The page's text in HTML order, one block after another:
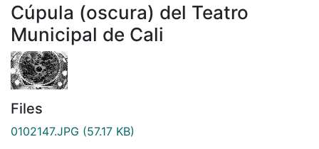
Cúpula (oscura) del Teatro
Municipal de Cali
Files
0102147.JPG (57.17 KB)